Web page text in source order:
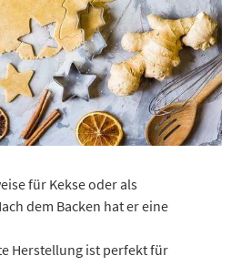
für Kekse oder als
dem Backen hat er eine
Herstellung ist perfekt für